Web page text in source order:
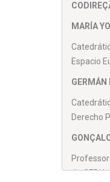
MARÍA
Espacio
Derecho
do CEDU